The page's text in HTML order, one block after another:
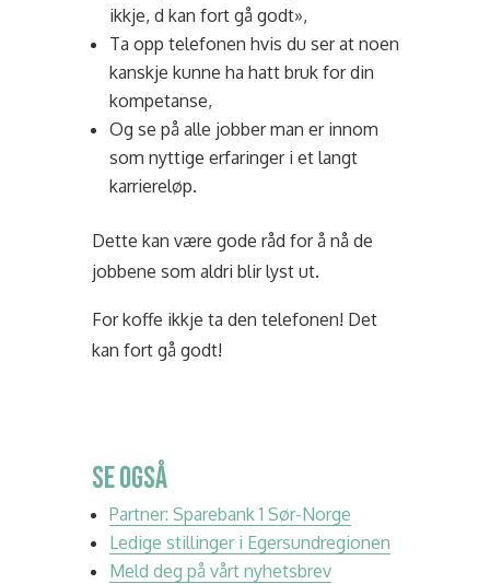
ikkje, d kan fort gå godt»,
Ta opp telefonen hvis du ser at noen
kanskje kunne ha hatt bruk for din
kompetanse,
Og se på alle jobber man er innom
som nyttige erfaringer i et langt
karriereløp.
Dette kan være gode råd for å nå de
jobbene som aldri blir lyst ut.
For koffe ikkje ta den telefonen! Det
kan fort gå godt!
SE OGSÅ
Partner: Sparebank 1 Sør-Norge
Ledige stillinger i Egersundregionen
Meld deg på vårt nyhetsbrev